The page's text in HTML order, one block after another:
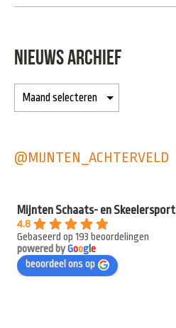
NIEUWS ARCHIEF
@MIJNTEN_ACHTERVELD
Mijnten Schaats- en Skeelersport
4.8
Gebaseerd op 193 beoordelingen
powered byGoogle
beoordeel ons op